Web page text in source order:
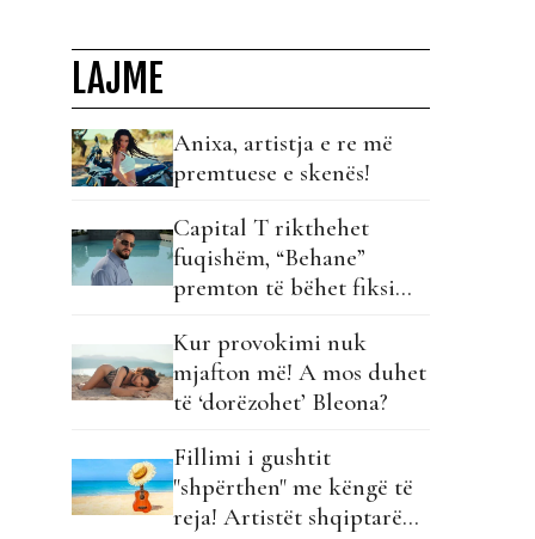
LAJME
Anixa, artistja e re më
premtuese e skenës!
Capital T rikthehet
fuqishëm, “Behane”
premton të bëhet fiksimi
Kur provokimi nuk
mjafton më! A mos duhet
të ‘dorëzohet’ Bleona?
Fillimi i gushtit
"shpërthen" me këngë të
reja! Artistët shqiptarë